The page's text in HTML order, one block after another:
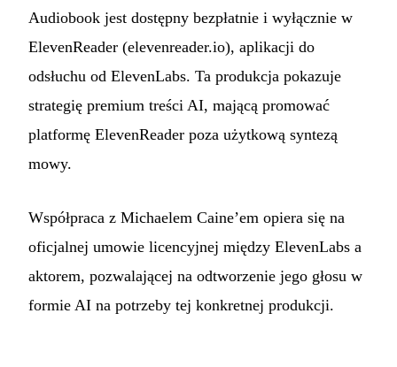
Audiobook jest dostępny bezpłatnie i wyłącznie w
ElevenReader (elevenreader.io), aplikacji do
odsłuchu od ElevenLabs. Ta produkcja pokazuje
strategię premium treści AI, mającą promować
platformę ElevenReader poza użytkową syntezą
mowy.
Współpraca z Michaelem Caine’em opiera się na
oficjalnej umowie licencyjnej między ElevenLabs a
aktorem, pozwalającej na odtworzenie jego głosu w
formie AI na potrzeby tej konkretnej produkcji.